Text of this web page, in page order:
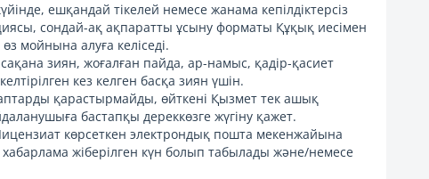
ешқандай тікелей немесе жанама кепілдіктерсіз
сондай-ақ ақпаратты ұсыну форматы Құқық иесімен
мойнына алуға келіседі.
зиян, жоғалған пайда, ар-намыс, қадір-қасиет
кез келген басқа зиян үшін.
қарастырмайды, өйткені Қызмет тек ашық
бастапқы дереккөзге жүгіну қажет.
көрсеткен электрондық пошта мекенжайына
жіберілген күн болып табылады және/немесе